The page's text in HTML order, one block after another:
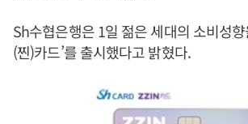
Sh수협은행은 1일 젊은 세대의 소비성
(찐)카드’를 출시했다고 밝혔다.